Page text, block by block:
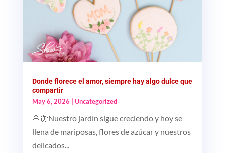
Donde florece el amor, siempre hay algo dulce que
compartir
May 6, 2026
Uncategorized
🌸🦋Nuestro jardín sigue creciendo y hoy se
llena de mariposas, flores de azúcar y nuestros
delicados...